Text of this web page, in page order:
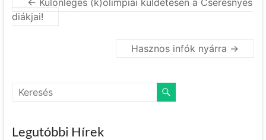
diákjai!
Hasznos infók nyárra →
Legutóbbi Hírek